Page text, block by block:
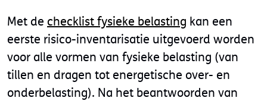
Met de checklist fysieke belasting kan een
eerste risico-inventarisatie uitgevoerd worden
voor alle vormen van fysieke belasting (van
tillen en dragen tot energetische over- en
onderbelasting). Na het beantwoorden van